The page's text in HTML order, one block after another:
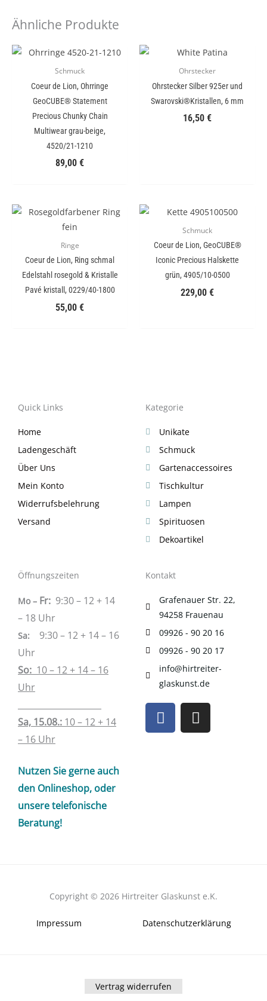
Ähnliche Produkte
Schmuck
Coeur de Lion, Ohrringe
GeoCUBE® Statement
Precious Chunky Chain
Multiwear grau-beige,
4520/21-1210
89,00 €
Ohrstecker
Ohrstecker Silber 925er und
Swarovski®Kristallen, 6 mm
16,50 €
Ringe
Coeur de Lion, Ring schmal
Edelstahl rosegold & Kristalle
Pavé kristall, 0229/40-1800
55,00 €
Schmuck
Coeur de Lion, GeoCUBE®
Iconic Precious Halskette
grün, 4905/10-0500
229,00 €
Quick Links
Home
Ladengeschäft
Über Uns
Mein Konto
Widerrufsbelehrung
Versand
Kategorie
Unikate
Schmuck
Gartenaccessoires
Tischkultur
Lampen
Spirituosen
Dekoartikel
Öffnungszeiten
Mo – Fr: 9:30 – 12 + 14
– 18 Uhr
Sa: 9:30 – 12 + 14 – 16
Uhr
So: 10 – 12 + 14 – 16
Uhr
Sa, 15.08.: 10 – 12 + 14
– 16 Uhr
Nutzen Sie gerne auch
den Onlineshop, oder
unsere telefonische
Beratung!
Kontakt
Grafenauer Str. 22,
94258 Frauenau
09926 - 90 20 16
09926 - 90 20 17
info@hirtreiter-
glaskunst.de
F
a
c
I
n
s
Copyright © 2026 Hirtreiter Glaskunst e.K.
Impressum Datenschutzerklärung
Vertrag widerrufen